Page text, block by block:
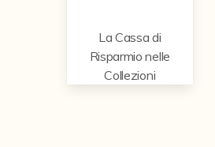
La Cassa di
Risparmio nelle
Collezioni